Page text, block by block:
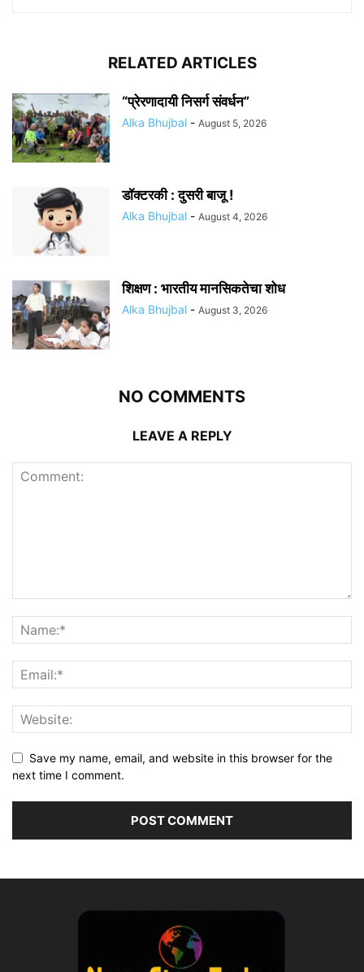
RELATED ARTICLES
“प्रेरणादायी निसर्ग संवर्धन”
Alka Bhujbal - August 5, 2026
डॉक्टरकी : दुसरी बाजू !
Alka Bhujbal - August 4, 2026
शिक्षण : भारतीय मानसिकतेचा शोध
Alka Bhujbal - August 3, 2026
NO COMMENTS
LEAVE A REPLY
Save my name, email, and website in this browser for the
next time I comment.